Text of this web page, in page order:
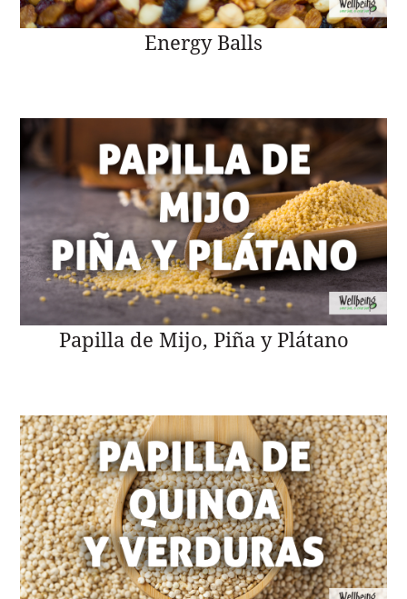
Energy Balls
Papilla de Mijo, Piña y Plátano